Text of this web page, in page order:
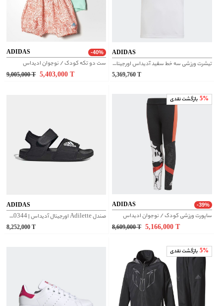
ADIDAS -40%
ست دو تکه کودک / نوجوان ادیداس
9,005,000 T 5,403,000
ADIDAS
تیشرت ورزشی سه خط سفید آدیداس اورجینال | HS1609
5,369,760
ADIDAS
صندل Adilette اورجینال آدیداس | GW0344
8,252,000
5% بازگشت نقدی
ADIDAS -39%
ساپورت ورزشی کودک / نوجوان ادیداس
8,609,000 T 5,166,000
5% بازگشت نقدی